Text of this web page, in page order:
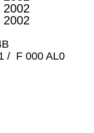
/ F 000 AL0